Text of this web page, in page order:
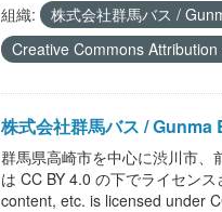
組織: 株式会社群馬バス /
Creative Commons
株式会社群馬バス /
群馬県高崎市を中心に渋川市、
は CC BY 4.0 の下でライセン
content, etc. is licensed under